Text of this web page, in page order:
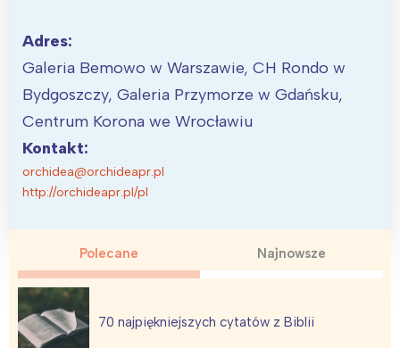
Adres:
Galeria Bemowo w Warszawie, CH Rondo w
Bydgoszczy, Galeria Przymorze w Gdańsku,
Centrum Korona we Wrocławiu
Kontakt:
orchidea@orchideapr.pl
http://orchideapr.pl/pl
Polecane Najnowsze
70 najpiękniejszych cytatów z Biblii